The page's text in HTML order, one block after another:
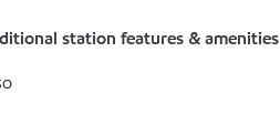
station features & amenities